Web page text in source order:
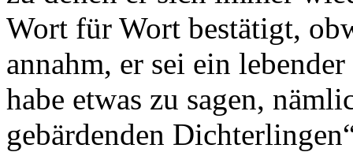
Wort für Wort bestätigt,
annahm, er sei ein
habe etwas zu sagen,
gebärdenden